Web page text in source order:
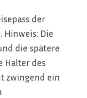
der
Hinweis: Die
die spätere
Halter des
zwingend ein